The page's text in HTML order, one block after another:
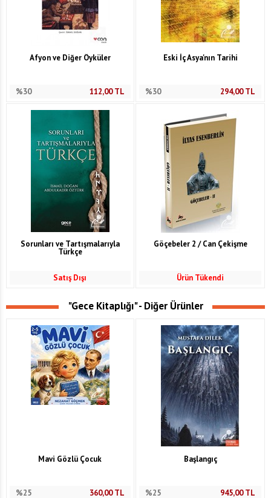
Afyon ve Diğer Öyküler
%30 112,00TL
Eski İç Asya'nın Tarihi
%30 294,00TL
Sorunları ve Tartışmalarıyla
Türkçe
Satış Dışı
Göçebeler 2 / Can Çekişme
Ürün Tükendi
"Gece Kitaplığı" - Diğer Ürünler
Mavi Gözlü Çocuk
%25 360,00TL
Başlangıç
%25 945,00TL